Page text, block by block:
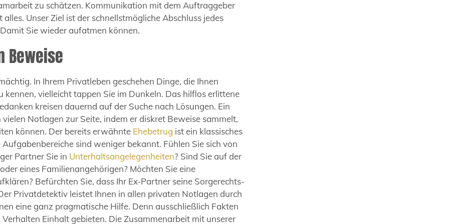
zu schätzen. Kommunikation mit dem Auftraggeber
Unser Ziel ist der schnellstmögliche Abschluss jedes
Sie wieder aufatmen können.
Beweise
In Ihrem Privatleben geschehen Dinge, die Ihnen
kennen, vielleicht tappen Sie im Dunkeln. Das hilflos erlittene
kreisen dauernd auf der Suche nach Lösungen. Ein
Notlagen zur Seite, indem er diskret Beweise sammelt,
können. Der bereits erwähnte Ehebetrug ist ein klassisches
sind weniger bekannt. Fühlen Sie sich von
Partner Sie in Unterhaltsangelegenheiten? Sind Sie auf der
eines Familienangehörigen? Möchten Sie eine
Befürchten Sie, dass Ihr Ex-Partner seine Sorgerechts-
Privatdetektiv leistet Ihnen in allen privaten Notlagen durch
eine ganz pragmatische Hilfe. Denn ausschließlich Fakten
Einhalt gebieten. Die Zusammenarbeit mit unserer